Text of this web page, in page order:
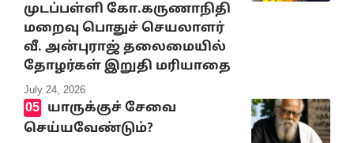
முடப்பள்ளி கோ.கருணாநிதி
மறைவு பொதுச் செயலாளர்
வீ. அன்புராஜ் தலைமையில்
தோழர்கள் இறுதி மரியாதை
July 24, 2026
யாருக்குச் சேவை
செய்யவேண்டும்?